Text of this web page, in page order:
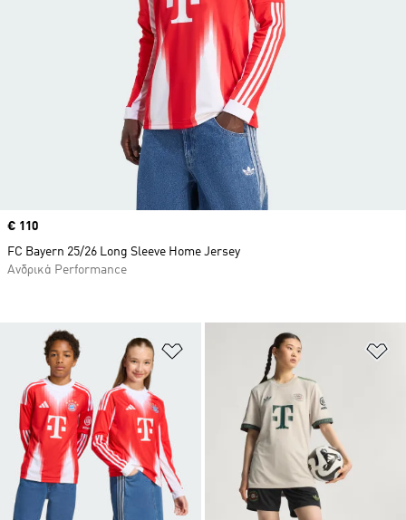
Προσθήκη στη Λίστα Επιθυμιών
Price
€ 110
FC Bayern 25/26 Long Sleeve Home Jersey
Ανδρικά Performance